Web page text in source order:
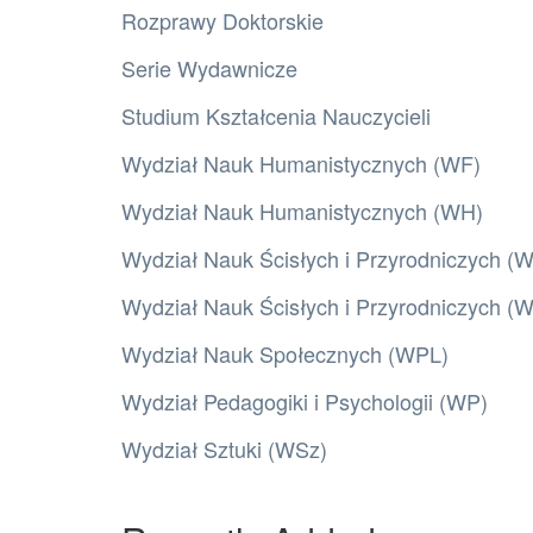
Rozprawy Doktorskie
Serie Wydawnicze
Studium Kształcenia Nauczycieli
Wydział Nauk Humanistycznych (WF)
Wydział Nauk Humanistycznych (WH)
Wydział Nauk Ścisłych i Przyrodniczych
Wydział Nauk Ścisłych i Przyrodniczych
Wydział Nauk Społecznych (WPL)
Wydział Pedagogiki i Psychologii (WP)
Wydział Sztuki (WSz)